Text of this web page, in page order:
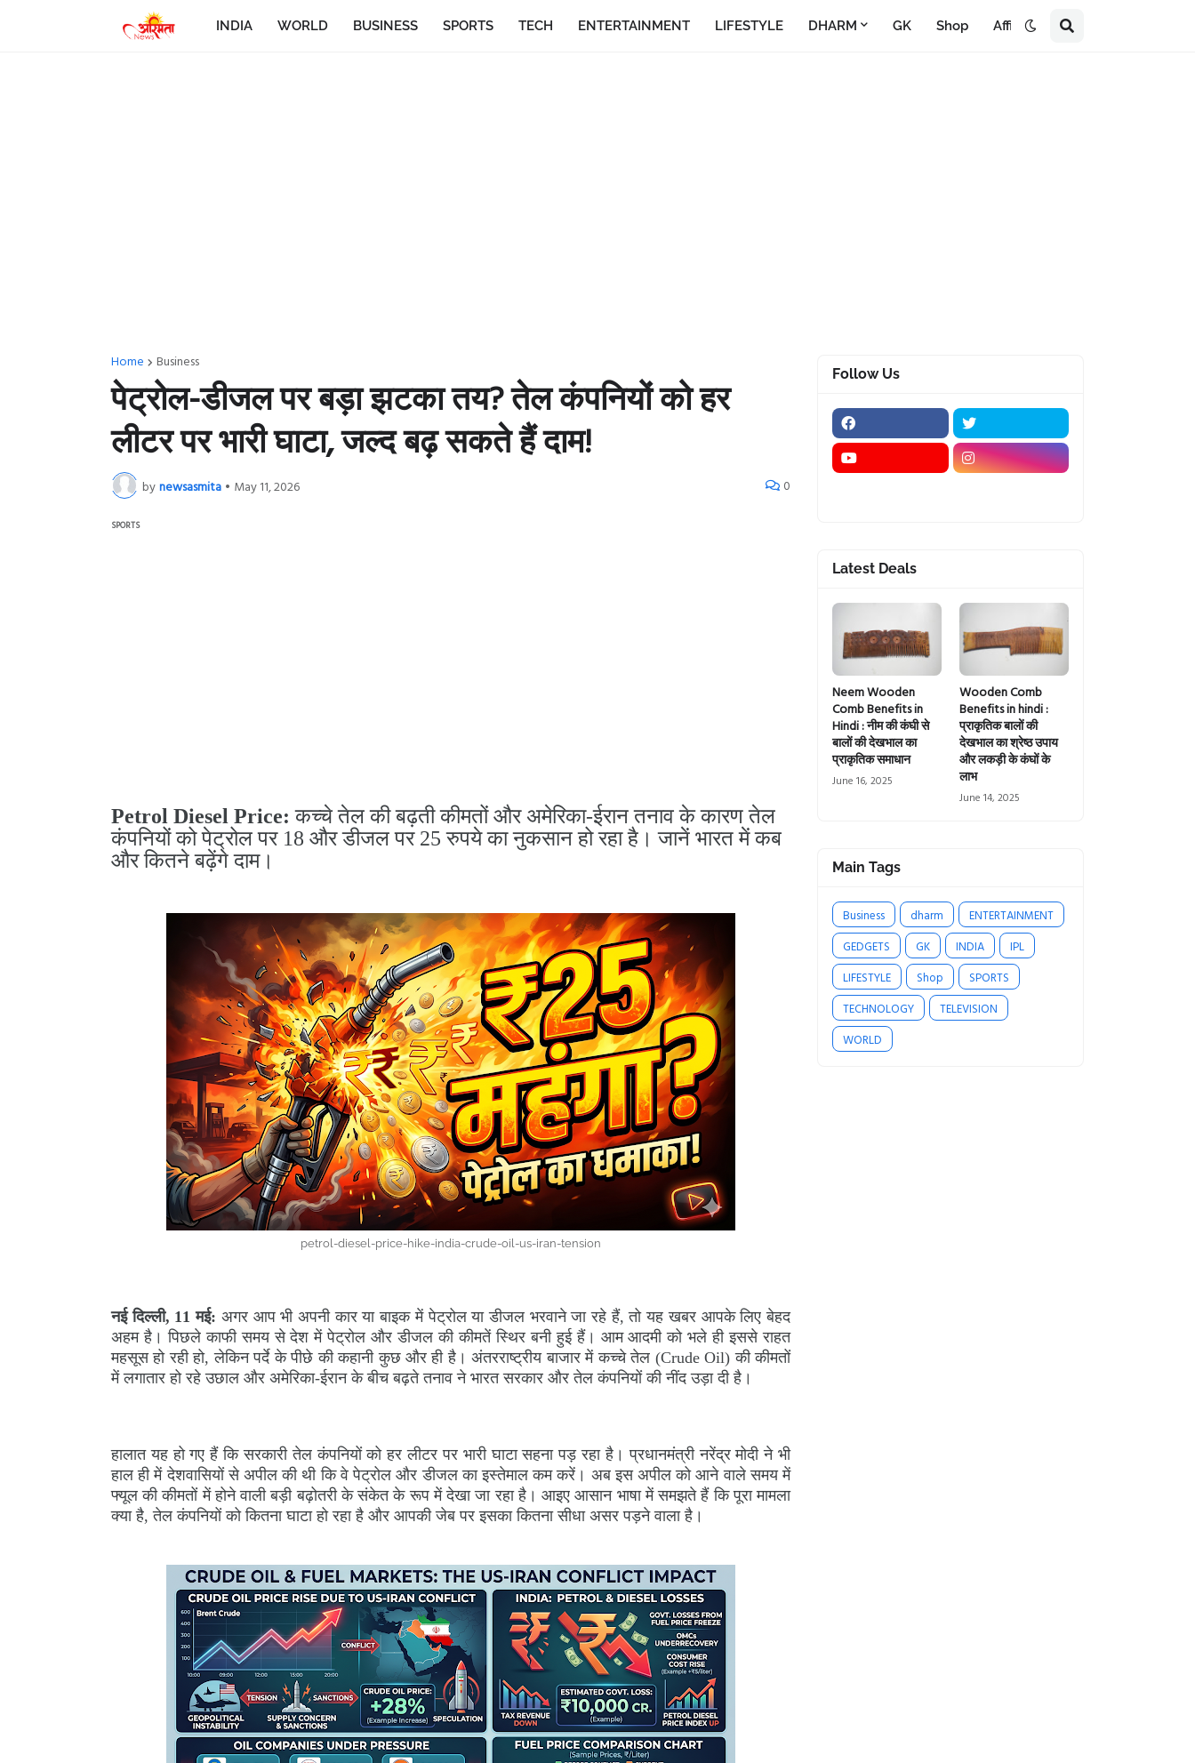
INDIA WORLD BUSINESS SPORTS TECH ENTERTAINMENT LIFESTYLE DHARM GK Shop Affiliate
Home Business
पेट्रोल-डीजल पर बड़ा झटका तय? तेल कंपनियों को हर
लीटर पर भारी घाटा, जल्द बढ़ सकते हैं दाम!
bynewsasmita • May 11, 2026 0
SPORTS
Petrol Diesel Price:कच्चे तेल की बढ़ती कीमतों और अमेरिका-ईरान तनाव के कारण तेल
कंपनियों को पेट्रोल पर 18 और डीजल पर 25 रुपये का नुकसान हो रहा है। जानें भारत में कब
और कितने बढ़ेंगे दाम।
petrol-diesel-price-hike-india-crude-oil-us-iran-tension
नई दिल्ली, 11 मई: अगर आप भी अपनी कार या बाइक में पेट्रोल या डीजल भरवाने जा रहे हैं, तो यह खबर आपके लिए बेहद
अहम है। पिछले काफी समय से देश में पेट्रोल और डीजल की कीमतें स्थिर बनी हुई हैं। आम आदमी को भले ही इससे राहत
महसूस हो रही हो, लेकिन पर्दे के पीछे की कहानी कुछ और ही है। अंतरराष्ट्रीय बाजार में कच्चे तेल (Crude Oil) की कीमतों
में लगातार हो रहे उछाल और अमेरिका-ईरान के बीच बढ़ते तनाव ने भारत सरकार और तेल कंपनियों की नींद उड़ा दी है।
हालात यह हो गए हैं कि सरकारी तेल कंपनियों को हर लीटर पर भारी घाटा सहना पड़ रहा है। प्रधानमंत्री नरेंद्र मोदी ने भी
हाल ही में देशवासियों से अपील की थी कि वे पेट्रोल और डीजल का इस्तेमाल कम करें। अब इस अपील को आने वाले समय में
फ्यूल की कीमतों में होने वाली बड़ी बढ़ोतरी के संकेत के रूप में देखा जा रहा है। आइए आसान भाषा में समझते हैं कि पूरा मामला
क्या है, तेल कंपनियों को कितना घाटा हो रहा है और आपकी जेब पर इसका कितना सीधा असर पड़ने वाला है।
Follow Us
Latest Deals
Neem Wooden
Comb Benefits in
Hindi : नीम की कंघी से
बालों की देखभाल का
प्राकृतिक समाधान
June 16, 2025
Wooden Comb
Benefits in hindi :
प्राकृतिक बालों की
देखभाल का श्रेष्ठ उपाय
और लकड़ी के कंघों के
लाभ
June 14, 2025
Main Tags
Business dharm
ENTERTAINMENT
GEDGETS
GK INDIA
IPL
LIFESTYLE
Shop
SPORTS
TECHNOLOGY
TELEVISION
WORLD